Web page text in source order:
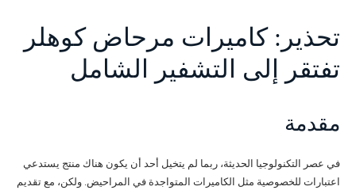
تحذير: كاميرات مرحاض كوهلر
تفتقر إلى التشفير الشامل
مقدمة
في عصر التكنولوجيا الحديثة، ربما لم يتخيل أحد أن يكون هناك منتج يستدعي
اعتبارات للخصوصية مثل الكاميرات المتواجدة في المراحيض. ولكن، مع تقديم